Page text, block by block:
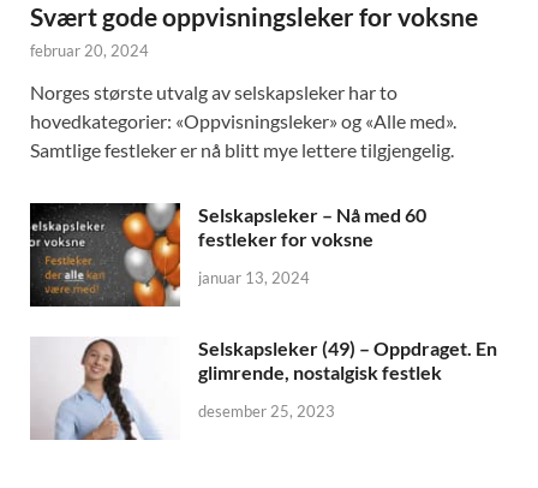
Svært gode oppvisningsleker for voksne
februar 20, 2024
Norges største utvalg av selskapsleker har to
hovedkategorier: «Oppvisningsleker» og «Alle med».
Samtlige festleker er nå blitt mye lettere tilgjengelig.
Selskapsleker – Nå med 60
festleker for voksne
januar 13, 2024
Selskapsleker (49) – Oppdraget. En
glimrende, nostalgisk festlek
desember 25, 2023